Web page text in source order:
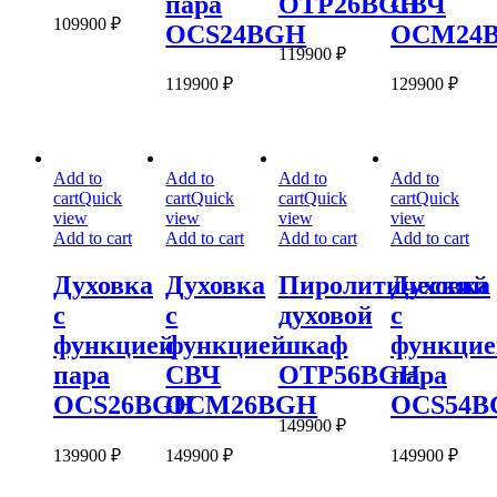
109900 ₽
OCS24BGH
119900₽
119900 ₽
129900 ₽
Духовка
с
функцией
пара
Add to
cartQuick
view
Add to cart
Духовка
с
функцией
пара
OCS26BGH
139900 ₽
Духовка
с
функцией
СВЧ
Add to
cartQuick
view
Add to cart
Духовка
с
функцией
СВЧ
OCM26BGH
149900₽
Пиролитический
духовой
шкаф
OTP56BGH
Add to
cartQuick
view
Add to cart
Пиролитический
духовой
шкаф
OTP56BGH
149900 ₽
Духовка
с
функцией
пара
Add to
cartQuick
view
Add to cart
Духовка
с
пара
149900 ₽